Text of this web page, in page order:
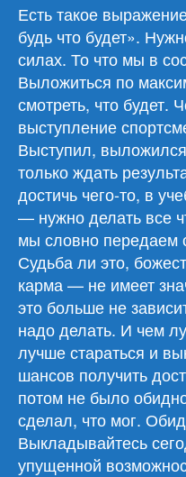
Есть такое
будь что будет».
силах. То что мы в
Выложиться по
смотреть, что будет.
выступление
Выступил,
только ждать
достичь чего-то, в
— нужно делать все
мы словно передаем
Судьба ли это,
карма — не имеет
это больше не
надо делать. И чем
лучше стараться и
шансов получить
потом не было
сделал, что мог.
Выкладывайтесь
упущенной